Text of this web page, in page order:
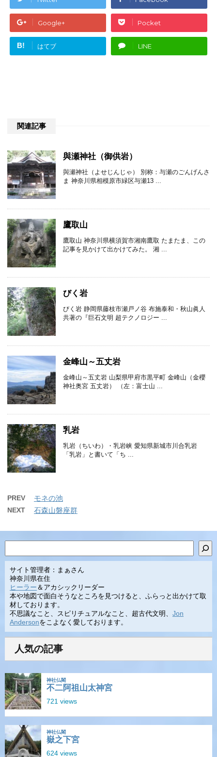
Google+ Pocket
B! はてブ LINE
関連記事
與瀬神社（御供岩）
與瀬神社（よせじんじゃ） 別称：与瀬のごんげんさ
ま 神奈川県相模原市緑区与瀬13 ...
鷹取山
鷹取山 神奈川県横須賀市湘南鷹取 たまたま、この
記事を見かけて出かけてみた。 湘 ...
びく岩
びく岩 静岡県藤枝市瀬戸ノ谷 布施泰和・秋山眞人
共著の『巨石文明 超テクノロジー ...
金峰山～五丈岩
金峰山～五丈岩 山梨県甲府市黒平町 金峰山（金櫻
神社奥宮 五丈岩） （左：富士山 ...
乳岩
乳岩（ちいわ）・乳岩峡 愛知県新城市川合乳岩
「乳岩」と書いて「ち ...
PREV モネの池
NEXT 石森山磐座群
サイト管理者：まぁさん
神奈川県在住
ヒーラー ＆アカシックリーダー
本や地図で面白そうなところを見つけると、ふらっと出かけて取
材しております。
不思議なこと、スピリチュアルなこと、超古代文明、 Jon
Andersonをこよなく愛しております。
人気の記事